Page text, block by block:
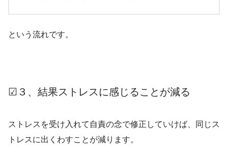
という流れです。
☑３、結果ストレスに感じることが減る
ストレスを受け入れて自責の念で修正していけば、同じス
トレスに出くわすことが減ります。